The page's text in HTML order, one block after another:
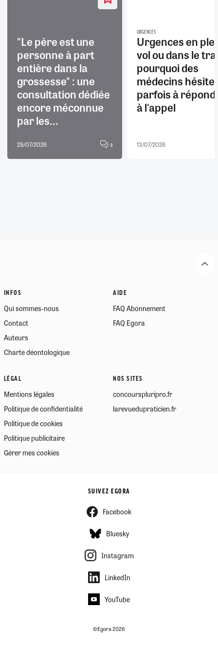
"Le père est une
personne à part
entière dans la
grossesse" : une
consultation dédiée
encore méconnue
par les...
29/07/2026 8
URGENCES
Urgences en
vol ou dans le
pourquoi des
médecins
parfois à
à l'appel
13/07/2026
INFOS
Qui sommes-nous
Contact
Auteurs
Charte déontologique
AIDE
FAQ Abonnement
FAQ Egora
LÉGAL
Mentions légales
Politique de confidentialité
Politique de cookies
Politique publicitaire
Gérer mes cookies
NOS SITES
concourspluripro.fr
larevuedupraticien.fr
SUIVEZ EGORA
Facebook
Bluesky
Instagram
LinkedIn
YouTube
©Egora 2026